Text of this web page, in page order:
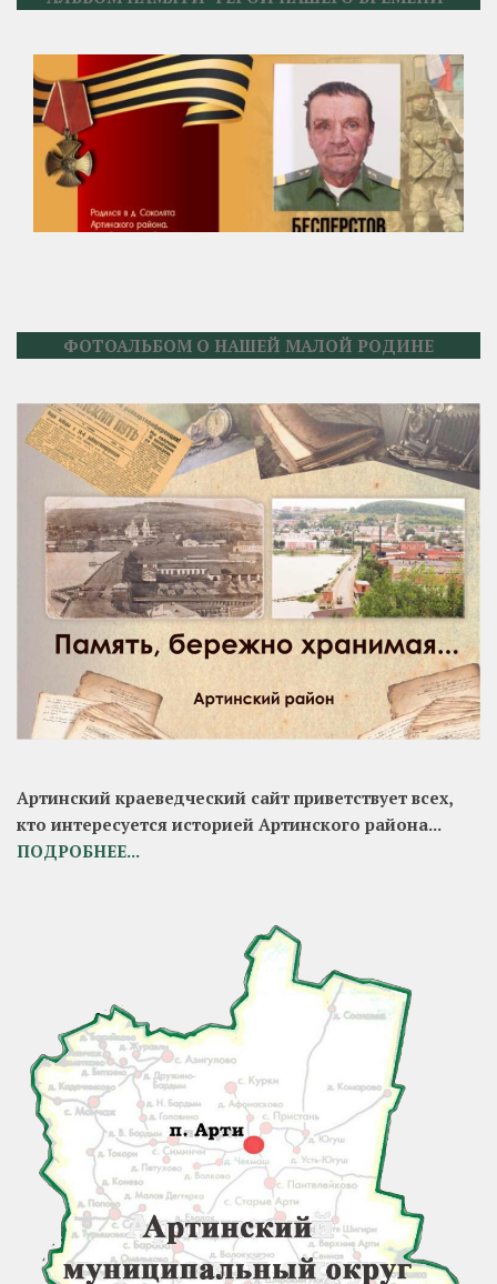
ФОТОАЛЬБОМ О НАШЕЙ МАЛОЙ РОДИНЕ
Артинский краеведческий сайт приветствует всех,
кто интересуется историей Артинского района...
ПОДРОБНЕЕ...